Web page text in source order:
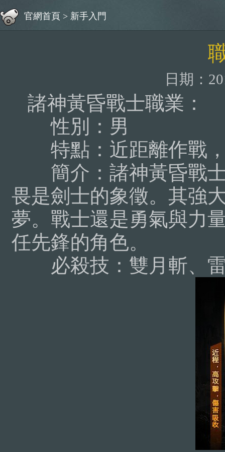
官網首頁 > 新手入門
日期：
諸神黃昏戰士職業：
性別：男
特點：近距離作戰，
簡介： 諸神黃昏戰
畏是劍士的象徵。其強
夢。戰士還是勇氣與力
任先鋒的角色。
必殺技：雙月斬、雷